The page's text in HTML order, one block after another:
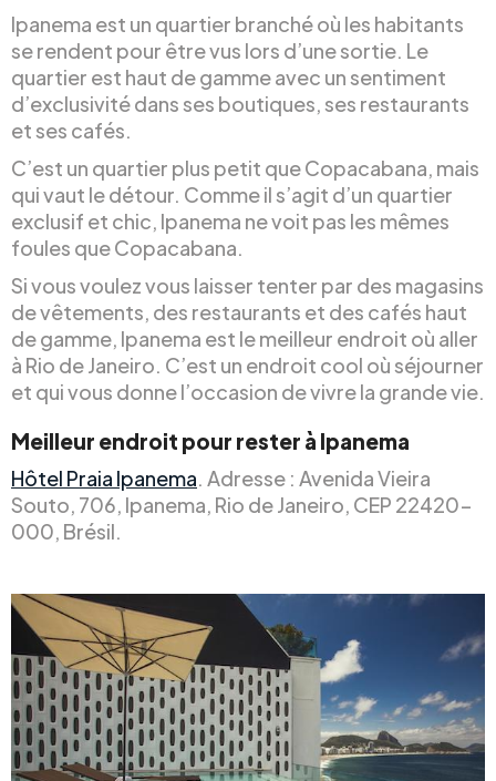
Ipanema est un quartier branché où les habitants
se rendent pour être vus lors d’une sortie. Le
quartier est haut de gamme avec un sentiment
d’exclusivité dans ses boutiques, ses restaurants
et ses cafés.
C’est un quartier plus petit que Copacabana, mais
qui vaut le détour. Comme il s’agit d’un quartier
exclusif et chic, Ipanema ne voit pas les mêmes
foules que Copacabana.
Si vous voulez vous laisser tenter par des magasins
de vêtements, des restaurants et des cafés haut
de gamme, Ipanema est le meilleur endroit où aller
à Rio de Janeiro. C’est un endroit cool où séjourner
et qui vous donne l’occasion de vivre la grande vie.
Meilleur endroit pour rester à Ipanema
Hôtel Praia Ipanema . Adresse : Avenida Vieira
Souto, 706, Ipanema, Rio de Janeiro, CEP 22420-
000, Brésil.